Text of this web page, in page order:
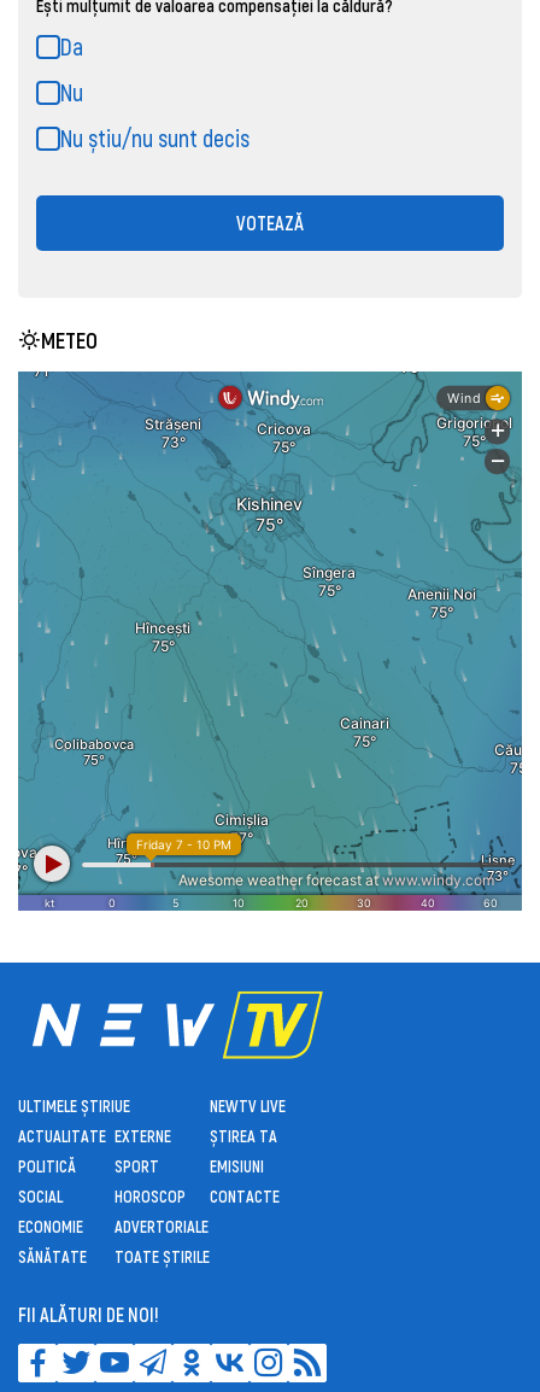
Ești mulțumit de valoarea compensației la căldură?
Da
Nu
Nu știu/nu sunt decis
VOTEAZĂ
METEO
ULTIMELE ȘTIRI
ACTUALITATE
POLITICĂ
SOCIAL
ECONOMIE
SĂNĂTATE
UE
EXTERNE
SPORT
HOROSCOP
ADVERTORIALE
TOATE ȘTIRILE
NEWTV LIVE
ȘTIREA TA
EMISIUNI
CONTACTE
FII ALĂTURI DE NOI!